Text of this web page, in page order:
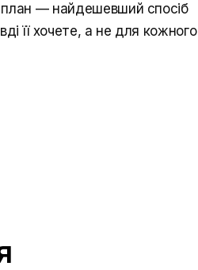
— найдешевший спосіб
її хочете, а не для кожного